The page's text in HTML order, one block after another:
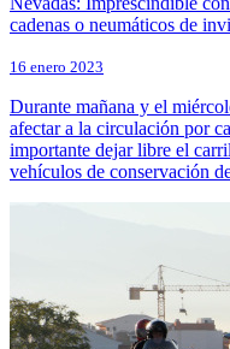
cadenas o neumáticos de
16 enero 2023
Durante mañana y el
afectar a la circulación por
importante dejar libre el
vehículos de conservación